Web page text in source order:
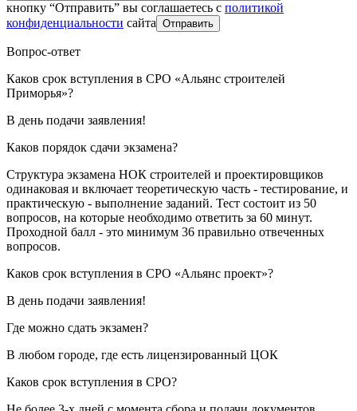
кнопку “Отправить” вы соглашаетесь с политикой
конфиденциальности сайта Отправить
Вопрос-ответ
Каков срок вступления в СРО «Альянс строителей
Приморья»?
В день подачи заявления!
Каков порядок сдачи экзамена?
Структура экзамена НОК строителей и проектировщиков
одинаковая и включает теоретическую часть - тестирование, и
практическую - выполнение заданий. Тест состоит из 50
вопросов, на которые необходимо ответить за 60 минут.
Проходной балл - это минимум 36 правильно отвеченных
вопросов.
Каков срок вступления в СРО «Альянс проект»?
В день подачи заявления!
Где можно сдать экзамен?
В любом городе, где есть лицензированный ЦОК
Каков срок вступления в СРО?